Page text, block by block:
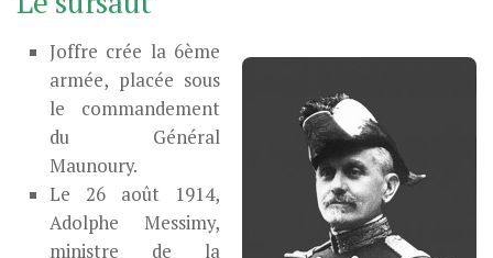
Joffre crée la 6ème
armée, placée sous
le commandement
du Général
Maunoury.
Le 26 août 1914,
Adolphe Messimy,
ministre de la